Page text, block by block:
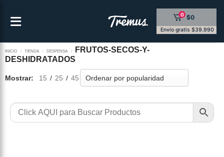
0 $0
Envío gratis $39.990
INICIO / TIENDA / DESPENSA /
FRUTOS-SECOS-Y-
DESHIDRATADOS
Mostrar: 15 / 25 / 45